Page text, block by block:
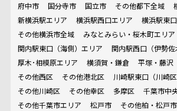
府中市
国分寺市 国立市 その他都下全域
新横浜駅エリア
横浜駅西口エリア
横浜駅東
その他横浜市全域
みなとみらい・桜木町エリア
関内駅東口（海側）エリア
関内駅西口（伊勢佐
厚木･相模原エリア
横須賀・鎌倉 平塚・藤沢
その他西区
その他港北区
川崎駅東口（川崎
その他川崎区
その他幸区 多摩区 千葉市中
その他千葉市エリア
松戸市 その他柏・松戸